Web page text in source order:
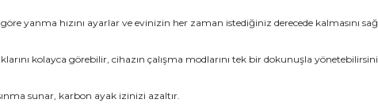
yanma hızını ayarlar ve evinizin her zaman istediğiniz derecede kalmasını
kolayca görebilir, cihazın çalışma modlarını tek bir dokunuşla
sunar, karbon ayak izinizi azaltır.